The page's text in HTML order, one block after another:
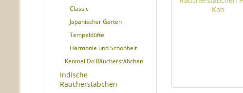
Classic
Japanischer Garten
Tempeldüfte
Harmonie und Schönheit
Kenmei Do Räucherstäbchen
Indische
Räucherstäbchen